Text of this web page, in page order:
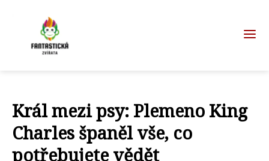
Král mezi psy: Plemeno King
Charles španěl vše, co
potřebujete vědět